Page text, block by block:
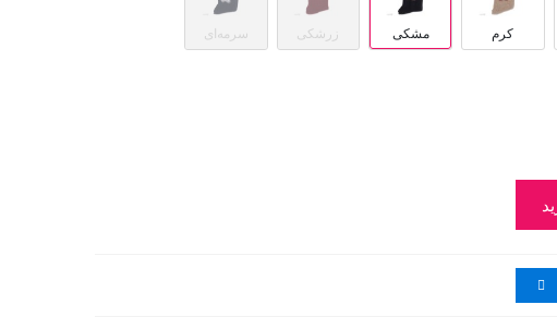
زرشکی سرمه‌ای کرم مشکی